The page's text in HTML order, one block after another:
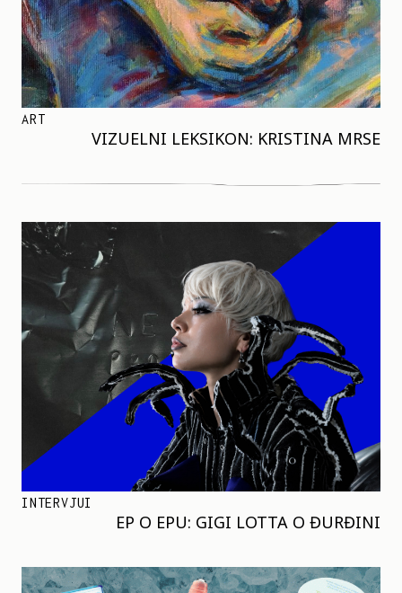
ART
VIZUELNI LEKSIKON: KRISTINA MRSE
INTERVJUI
EP O EPU: GIGI LOTTA O ĐURĐINI